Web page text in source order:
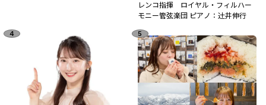
レンコ指揮 ロイヤル・フィルハー
モニー管弦楽団 ピアノ：辻󠄀井伸行